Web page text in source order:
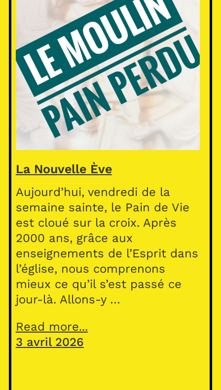
La Nouvelle Ève
Aujourd’hui, vendredi de la
semaine sainte, le Pain de Vie
est cloué sur la croix. Après
2000 ans, grâce aux
enseignements de l’Esprit dans
l’église, nous comprenons
mieux ce qu’il s’est passé ce
jour-là. Allons-y …
Read more...
3 avril 2026